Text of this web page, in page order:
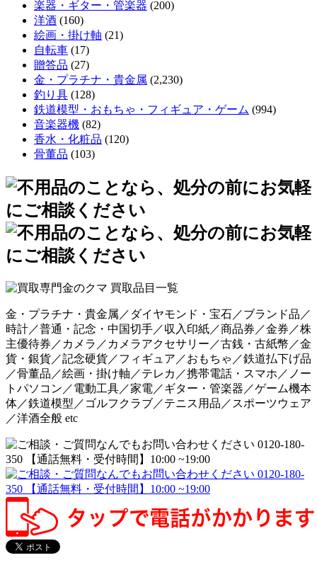
楽器・ギター・管楽器 (200)
洋酒 (160)
絵画・掛け軸 (21)
自転車 (17)
贈答品 (27)
金・プラチナ・貴金属 (2,230)
釣り具 (128)
鉄道模型・おもちゃ・フィギュア・ゲーム (994)
音楽器機 (82)
香水・化粧品 (120)
骨董品 (103)
金・プラチナ・貴金属／ダイヤモンド・宝石／ブランド品／
時計／普通・記念・中国切手／収入印紙／商品券／金券／株
主優待券／カメラ／カメラアクセサリー／古銭・古紙幣／金
貨・銀貨／記念硬貨／フィギュア／おもちゃ／鉄道払下げ品
／骨董品／絵画・掛け軸／テレカ／携帯電話・スマホ／ノー
トパソコン／電動工具／家電／ギター・管楽器／ゲーム機本
体／鉄道模型／ゴルフクラブ／テニス用品／スポーツウェア
／洋酒全般 etc